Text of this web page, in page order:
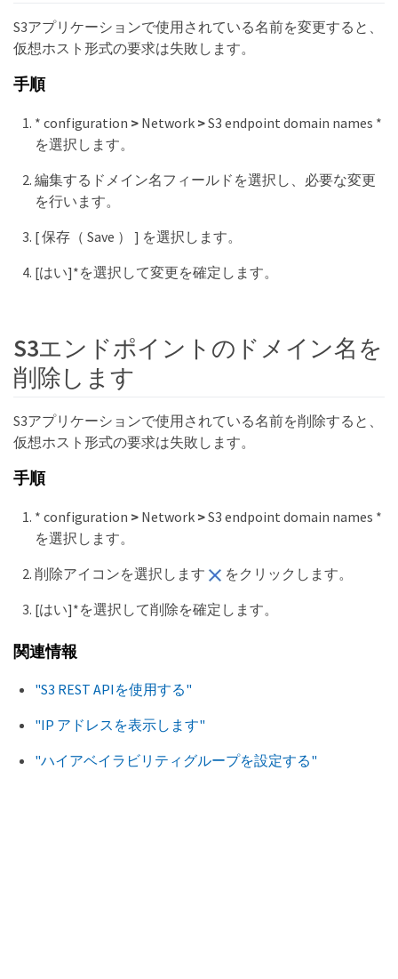
S3アプリケーションで使用されている名前を変更すると、
仮想ホスト形式の要求は失敗します。
手順
* configuration >Network >S3 endpoint domain names *
を選択します。
編集するドメイン名フィールドを選択し、必要な変更
を行います。
[ 保存（ Save ） ] を選択します。
[はい]*を選択して変更を確定します。
S3エンドポイントのドメイン名を
削除します
S3アプリケーションで使用されている名前を削除すると、
仮想ホスト形式の要求は失敗します。
手順
* configuration >Network >S3 endpoint domain names *
を選択します。
削除アイコンを選択します
をクリックします。
[はい]*を選択して削除を確定します。
関連情報
"S3 REST APIを使用する"
"IP アドレスを表示します"
"ハイアベイラビリティグループを設定する"